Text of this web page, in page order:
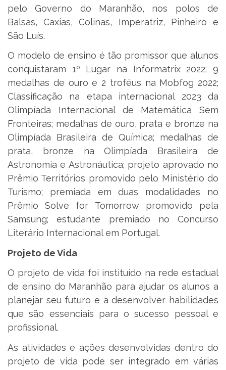
pelo Governo do Maranhão, nos polos de
Balsas, Caxias, Colinas, Imperatriz, Pinheiro e
São Luís.
O modelo de ensino é tão promissor que alunos
conquistaram 1º Lugar na Informatrix 2022; 9
medalhas de ouro e 2 troféus na Mobfog 2022;
Classificação na etapa internacional 2023 da
Olimpíada Internacional de Matemática Sem
Fronteiras; medalhas de ouro, prata e bronze na
Olimpíada Brasileira de Química; medalhas de
prata, bronze na Olimpíada Brasileira de
Astronomia e Astronáutica; projeto aprovado no
Prêmio Territórios promovido pelo Ministério do
Turismo; premiada em duas modalidades no
Prêmio Solve for Tomorrow promovido pela
Samsung; estudante premiado no Concurso
Literário Internacional em Portugal.
Projeto de Vida
O projeto de vida foi instituído na rede estadual
de ensino do Maranhão para ajudar os alunos a
planejar seu futuro e a desenvolver habilidades
que são essenciais para o sucesso pessoal e
profissional.
As atividades e ações desenvolvidas dentro do
projeto de vida pode ser integrado em várias